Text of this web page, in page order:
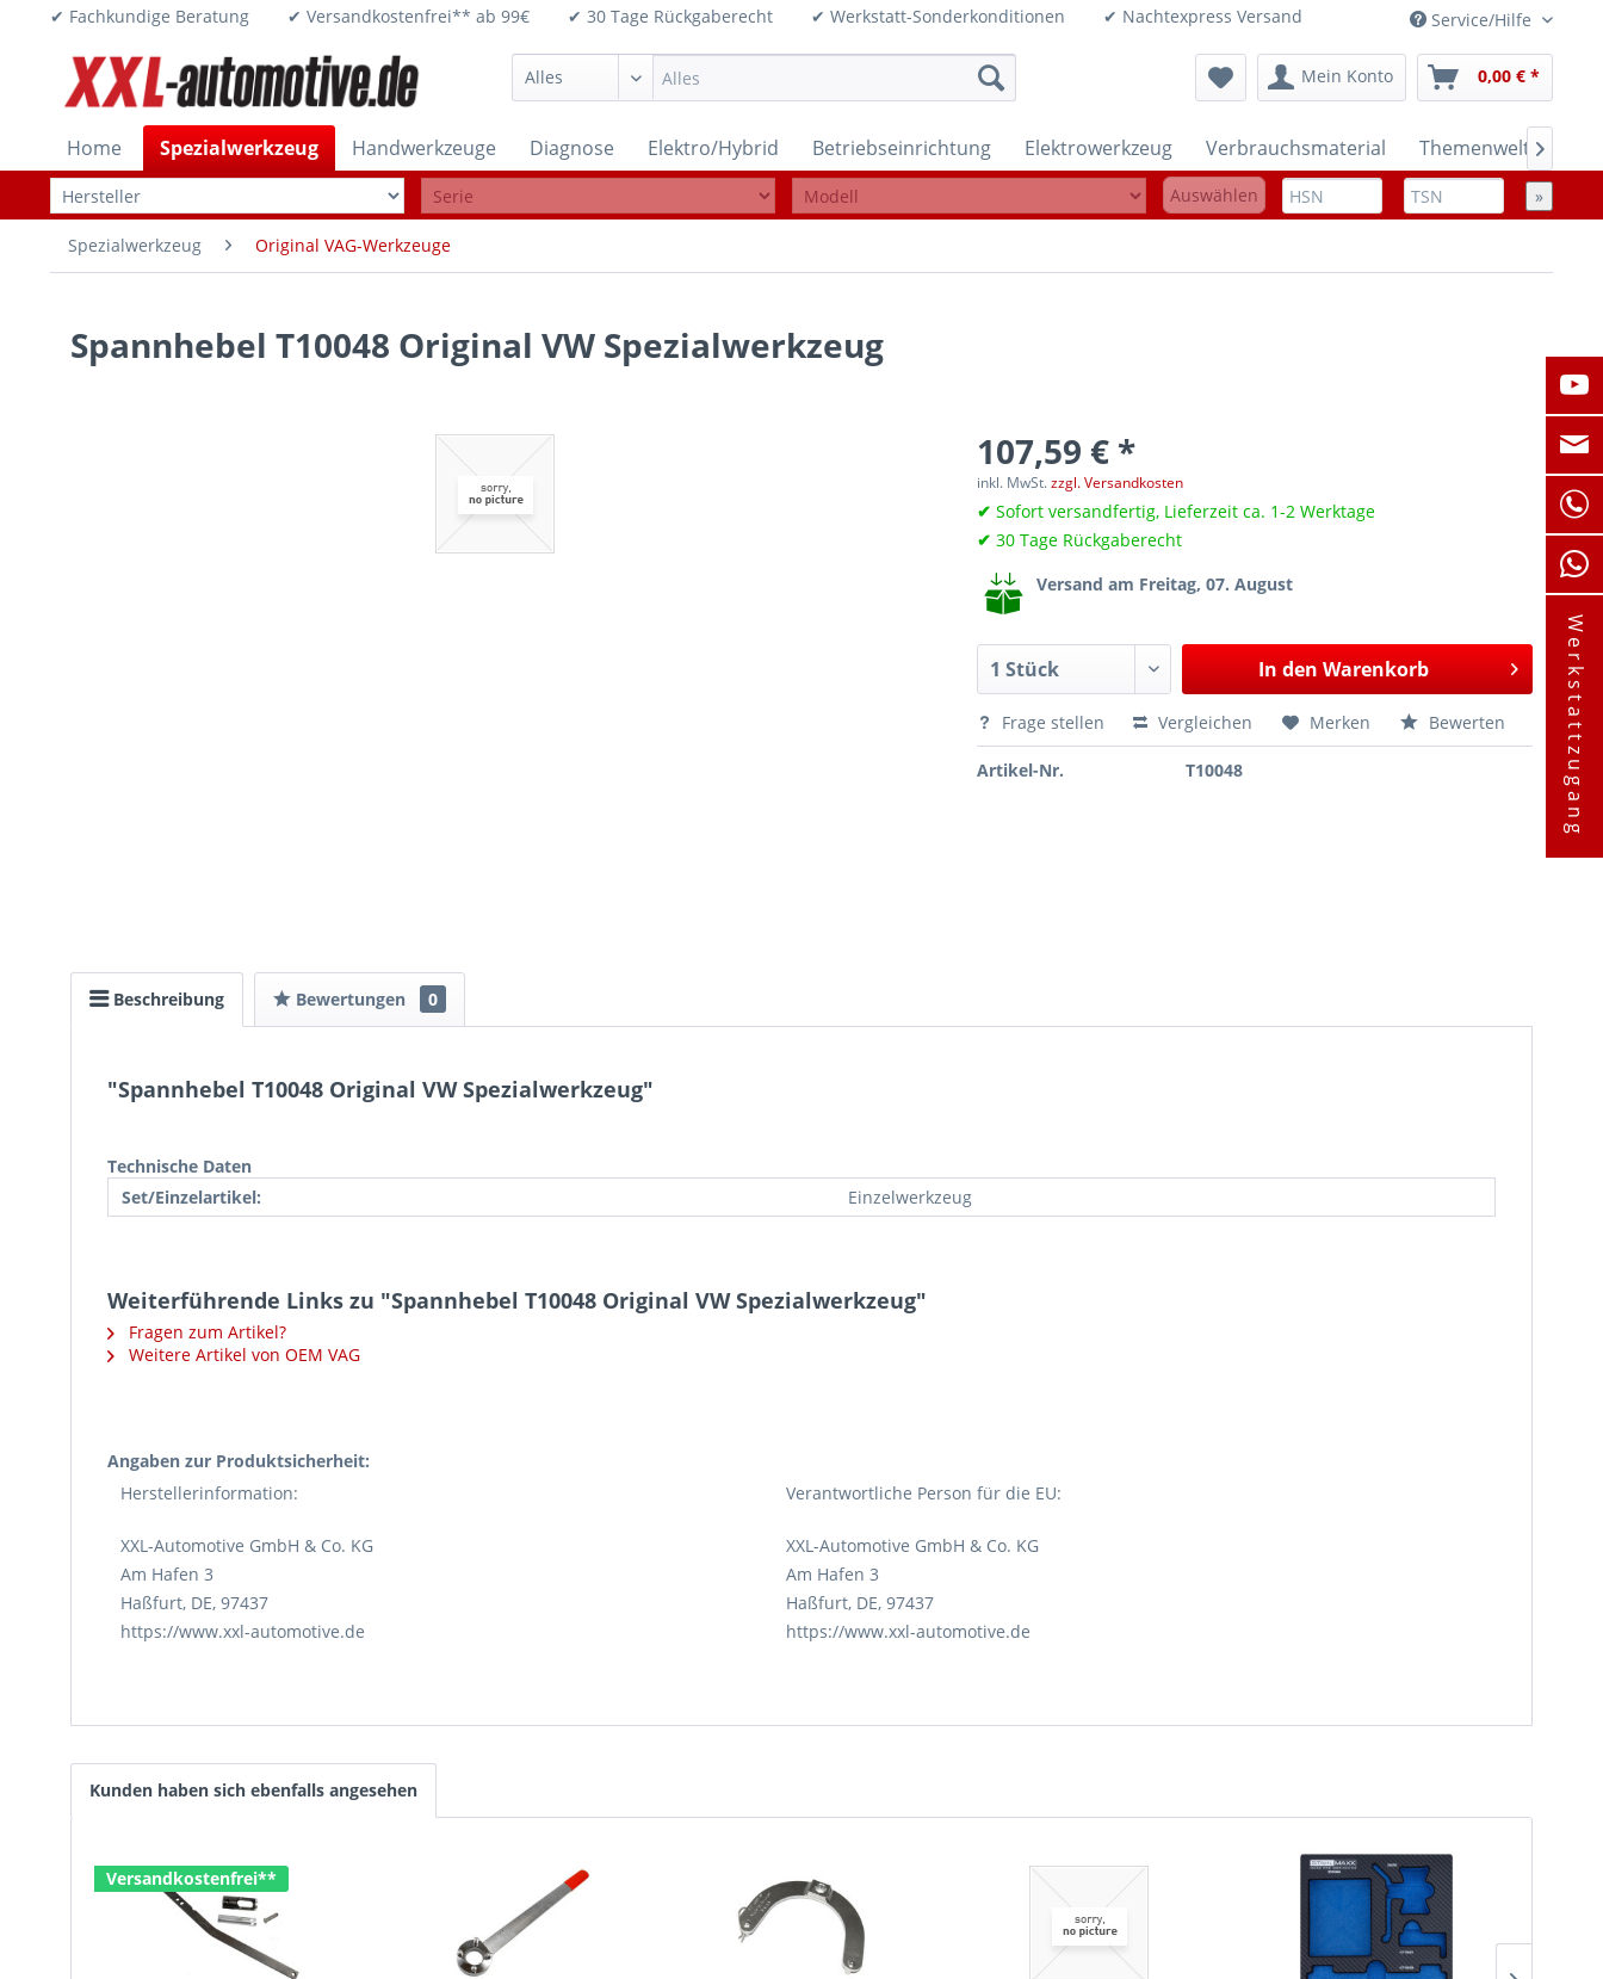
✔ Fachkundige Beratung ✔ Versandkostenfrei** ab 99€ ✔ 30 Tage Rückgaberecht ✔ Werkstatt-Sonderkonditionen ✔ Nachtexpress Versand Service/Hilfe
Mein Konto 0,00 € *
Home Spezialwerkzeug Handwerkzeuge Diagnose Elektro/Hybrid Betriebseinrichtung Elektrowerkzeug Verbrauchsmaterial Themenwelten

Auswählen »
Spezialwerkzeug Original VAG-Werkzeuge
Spannhebel T10048 Original VW Spezialwerkzeug
107,59 € *
inkl. MwSt.zzgl. Versandkosten
✔ Sofort versandfertig, Lieferzeit ca. 1-2 Werktage
✔ 30 Tage Rückgaberecht
Versand am Freitag, 07. August
In den Warenkorb
Frage stellen Vergleichen Merken Bewerten
Artikel-Nr. T10048
Beschreibung Bewertungen 0
"Spannhebel T10048 Original VW Spezialwerkzeug"
Technische Daten
Set/Einzelartikel:
Einzelwerkzeug
Weiterführende Links zu "Spannhebel T10048 Original VW Spezialwerkzeug"
Fragen zum Artikel?
Weitere Artikel von OEM VAG
Angaben zur Produktsicherheit:
Herstellerinformation:
XXL-Automotive GmbH & Co. KG
Am Hafen 3
Haßfurt, DE, 97437
https://www.xxl-automotive.de
Verantwortliche Person für die EU:
XXL-Automotive GmbH & Co. KG
Am Hafen 3
Haßfurt, DE, 97437
https://www.xxl-automotive.de
Kunden haben sich ebenfalls angesehen
Versandkostenfrei**
Werkstattzugang